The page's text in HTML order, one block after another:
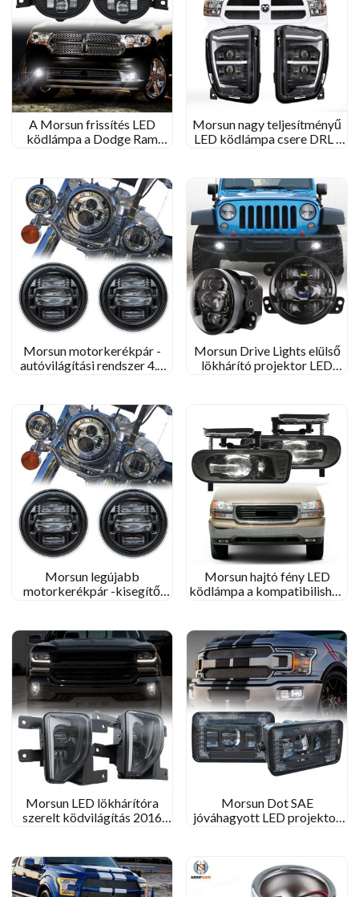
A Morsun frissítés LED
ködlámpa a Dodge Ram
LED -lökhárító áthaladó fény
Morsun nagy teljesítményű
LED ködlámpa csere DRL -
2013-2017
Morsun motorkerékpár -
autóvilágítási rendszer 4.5
Glide Ultra Classic számára
Morsun Drive Lights elülső
lökhárító projektor LED
Morsun legújabb
motorkerékpár -kisegítő
2012-2017 Hajtófény
Morsun hajtó fény LED
ködlámpa a kompatibilishez
kisteherautó
Morsun LED lökhárítóra
szerelt ködvilágítás 2016
Morsun Dot SAE
jóváhagyott LED projektor